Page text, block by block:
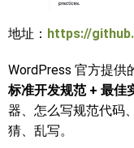
地址： https://
WordPress 官方提供
标准开发规范 + 最佳
器、怎么写规范代码
猜、乱写。